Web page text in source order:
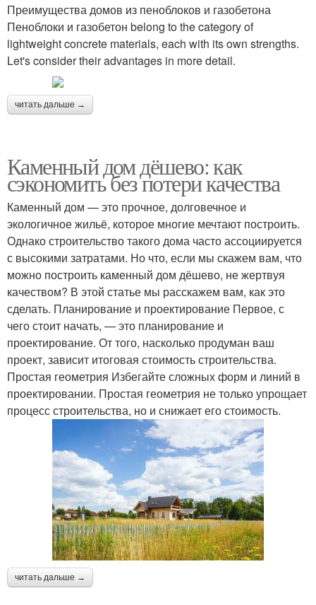
Преимущества домов из пеноблоков и газобетона
Пеноблоки и газобетон belong to the category of
lightweight concrete materials, each with its own strengths.
Let's consider their advantages in more detail.
читать дальше →
Каменный дом дёшево: как
сэкономить без потери качества
Каменный дом — это прочное, долговечное и
экологичное жильё, которое многие мечтают построить.
Однако строительство такого дома часто ассоциируется
с высокими затратами. Но что, если мы скажем вам, что
можно построить каменный дом дёшево, не жертвуя
качеством? В этой статье мы расскажем вам, как это
сделать. Планирование и проектирование Первое, с
чего стоит начать, — это планирование и
проектирование. От того, насколько продуман ваш
проект, зависит итоговая стоимость строительства.
Простая геометрия Избегайте сложных форм и линий в
проектировании. Простая геометрия не только упрощает
процесс строительства, но и снижает его стоимость.
читать дальше →